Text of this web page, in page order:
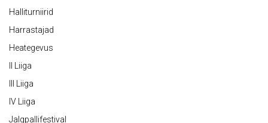
Halliturniirid
Harrastajad
Heategevus
II Liiga
III Liiga
IV Liiga
Jalgpallifestival